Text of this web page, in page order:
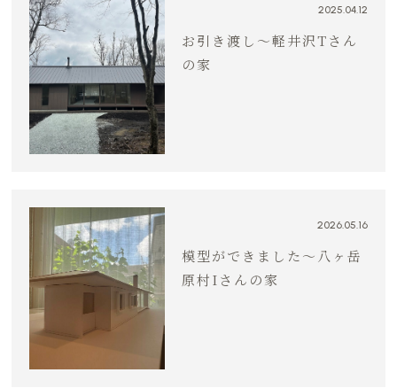
2025.04.12
お引き渡し～軽井沢Tさん
の家
2026.05.16
模型ができました～八ヶ岳
原村Iさんの家